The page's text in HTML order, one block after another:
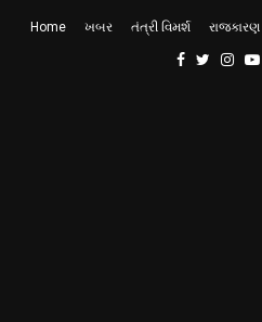
Home ખબર તંત્રી વિમર્શ રાજકારણ
Facebook
Twitter